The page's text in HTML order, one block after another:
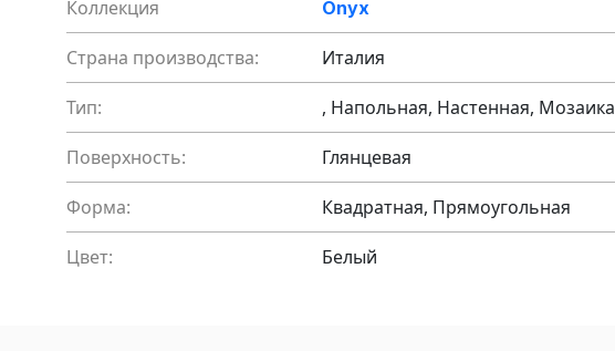
Коллекция Onyx
Страна производства: Италия
Тип: , Напольная, Настенная, Мозаика
Поверхность: Глянцевая
Форма: Квадратная, Прямоугольная
Цвет: Белый